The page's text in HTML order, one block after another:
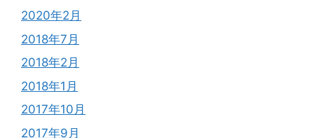
2020年2月
2018年7月
2018年2月
2018年1月
2017年10月
2017年9月